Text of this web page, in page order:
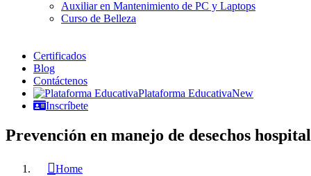
Auxiliar en Mantenimiento de PC y Laptops
Curso de Belleza
Certificados
Blog
Contáctenos
Plataforma EducativaNew
Inscríbete
Prevención en manejo de desechos
Home